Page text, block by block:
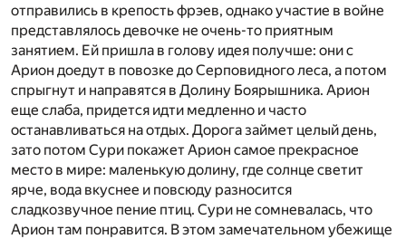
отправились в крепость фрэев, однако участие в войне
представлялось девочке не очень-то приятным
занятием. Ей пришла в голову идея получше: они с
Арион доедут в повозке до Серповидного леса, а потом
спрыгнут и направятся в Долину Боярышника. Арион
еще слаба, придется идти медленно и часто
останавливаться на отдых. Дорога займет целый день,
зато потом Сури покажет Арион самое прекрасное
место в мире: маленькую долину, где солнце светит
ярче, вода вкуснее и повсюду разносится
сладкозвучное пение птиц. Сури не сомневалась, что
Арион там понравится. В этом замечательном убежище